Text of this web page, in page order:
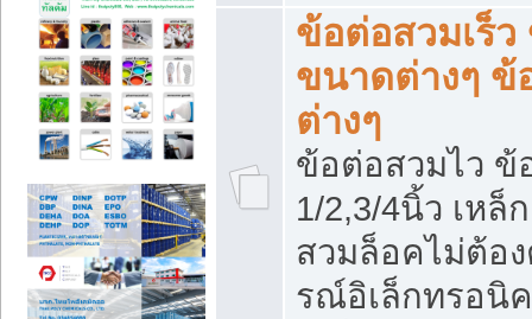
ข้อต่อสวมเร็
ขนาดต่างๆ ข้
ต่างๆ
ข้อต่อสวมไว ข้
1/2,3/4นิ้ว เหล็
สวมล็อคไม่ต้อ
รณ์อิเล็กทรอนิ